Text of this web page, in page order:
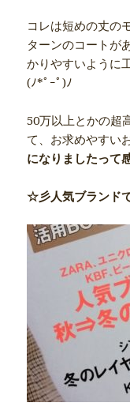
コレは短めの丈の
ターンのコートが
かりやすいように
(ﾉ*ﾟｰﾟ)ﾉ
50万以上とかの超
て、お求めやすい
になりましたって
☆彡人気ブランド